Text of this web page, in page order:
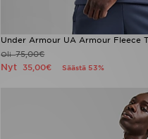
Under Armour UA Armour Fleece
Oli75,00€
Nyt 35,00€ Säästä 53%